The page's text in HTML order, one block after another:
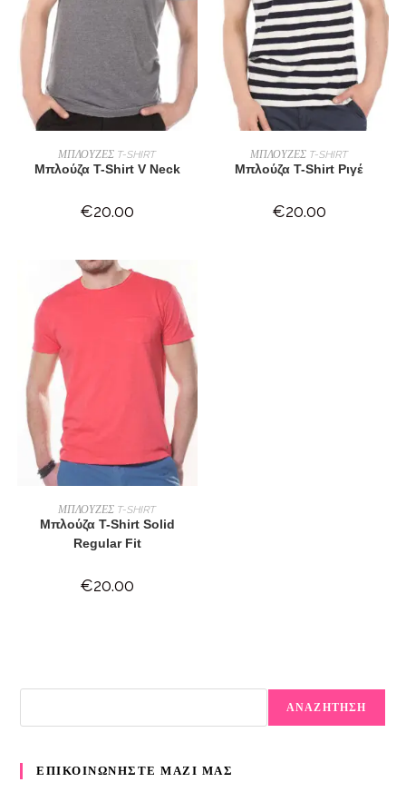
ΕΠΙΛΟΓΉ
ΜΠΛΟΥΖΕΣ T-SHIRT
Μπλούζα T-Shirt V Neck
€20.00
ΠΡΟΣΘΉΚΗ ΣΤΟ ΚΑΛΆΘΙ
ΜΠΛΟΥΖΕΣ T-SHIRT
Μπλούζα T-Shirt Ριγέ
€20.00
ΕΠΙΛΟΓΉ
ΜΠΛΟΥΖΕΣ T-SHIRT
Μπλούζα T-Shirt Solid
Regular Fit
€20.00
ΑΝΑΖΗΤΗΣΗ
ΕΠΙΚΟΙΝΩΝΗΣΤΕ ΜΑΖΙ ΜΑΣ